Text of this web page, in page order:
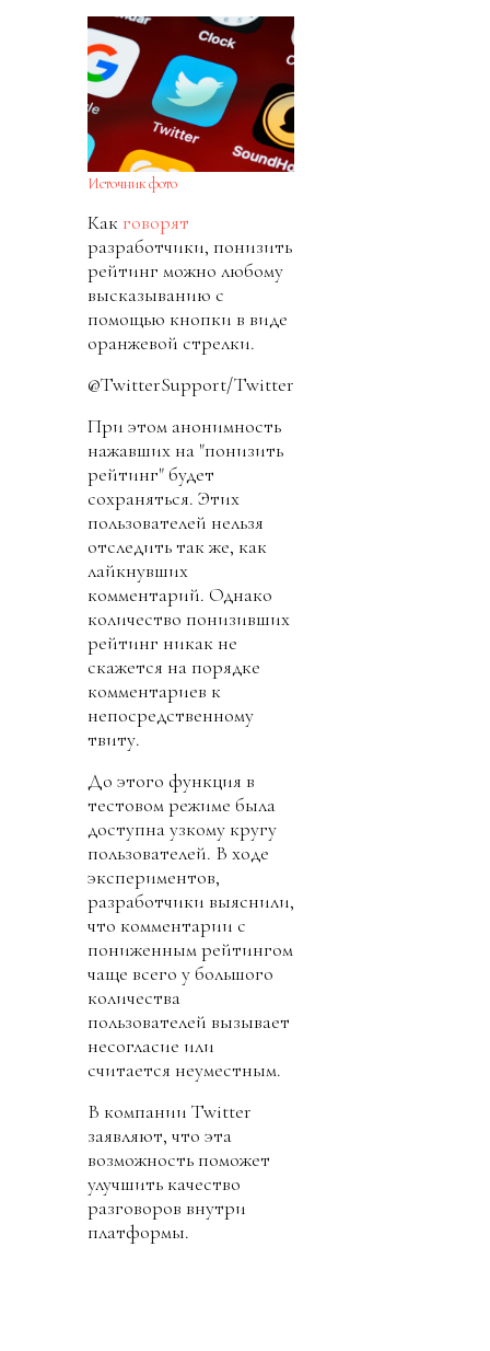
Источник фото
Как говорят
разработчики, понизить
рейтинг можно любому
высказыванию с
помощью кнопки в виде
оранжевой стрелки.
@TwitterSupport/Twitter
При этом анонимность
нажавших на "понизить
рейтинг" будет
сохраняться. Этих
пользователей нельзя
отследить так же, как
лайкнувших
комментарий. Однако
количество понизивших
рейтинг никак не
скажется на порядке
комментариев к
непосредственному
твиту.
До этого функция в
тестовом режиме была
доступна узкому кругу
пользователей. В ходе
экспериментов,
разработчики выяснили,
что комментарии с
пониженным рейтингом
чаще всего у большого
количества
пользователей вызывает
несогласие или
считается неуместным.
В компании Twitter
заявляют, что эта
возможность поможет
улучшить качество
разговоров внутри
платформы.